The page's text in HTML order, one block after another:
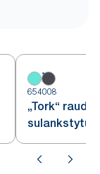
654008
„Tork“
sulankstytų
W4